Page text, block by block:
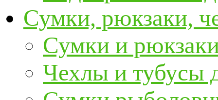
Сумки, рюкзаки,
Сумки и
Чехлы и тубусы